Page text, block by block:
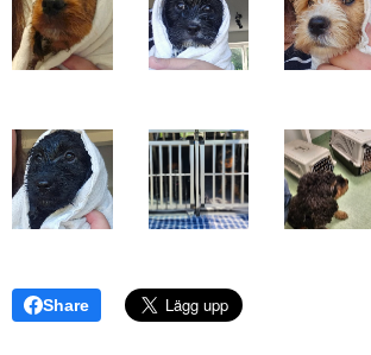
Share